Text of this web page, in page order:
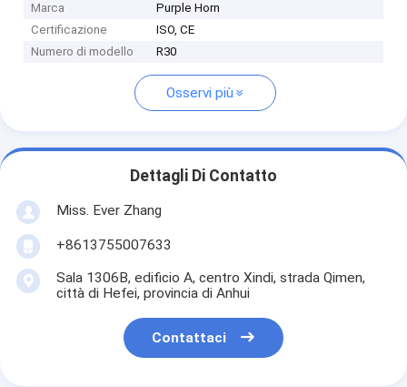
Marca
Purple Horn
Certificazione
ISO, CE
Numero di modello
R30
Osservi più
Dettagli Di Contatto
Miss. Ever Zhang
+8613755007633
Sala 1306B, edificio A, centro Xindi, strada Qimen,
città di Hefei, provincia di Anhui
Contattaci